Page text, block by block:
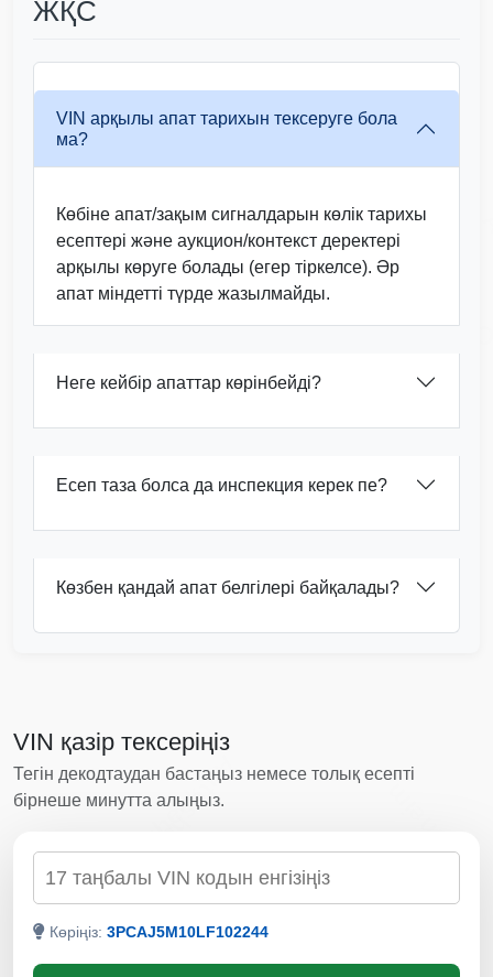
Manheim
Autocheck
IAAI
Manheim
Autocheck
IAAI
Manheim
Copart
Autocheck
Autocheck
IAAI
Manheim
ЖҚС
VIN арқылы апат тарихын тексеруге бола
ма?
Көбіне апат/зақым сигналдарын көлік тарихы
есептері және аукцион/контекст деректері
арқылы көруге болады (егер тіркелсе). Әр
апат міндетті түрде жазылмайды.
Неге кейбір апаттар көрінбейді?
Есеп таза болса да инспекция керек пе?
Көзбен қандай апат белгілері байқалады?
VIN қазір тексеріңіз
Тегін декодтаудан бастаңыз немесе толық есепті
бірнеше минутта алыңыз.
Көріңіз: 3PCAJ5M10LF102244